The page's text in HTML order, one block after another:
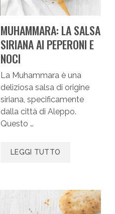
MUHAMMARA: LA SALSA
SIRIANA AI PEPERONI E
NOCI
La Muhammara è una
deliziosa salsa di origine
siriana, specificamente
dalla città di Aleppo.
Questo …
LEGGI TUTTO